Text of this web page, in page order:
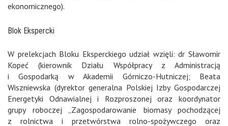
ekonomicznego).
Blok Ekspercki
W prelekcjach Bloku Eksperckiego udział wzięli: dr Sławomir
Kopeć (kierownik Działu Współpracy z Administracją
i Gospodarką w Akademii Górniczo-Hutniczej; Beata
Wiszniewska (dyrektor generalna Polskiej Izby Gospodarczej
Energetyki Odnawialnej i Rozproszonej oraz koordynator
grupy roboczej „Zagospodarowanie biomasy pochodzącej
z rolnictwa i przetwórstwa rolno-spożywczego oraz